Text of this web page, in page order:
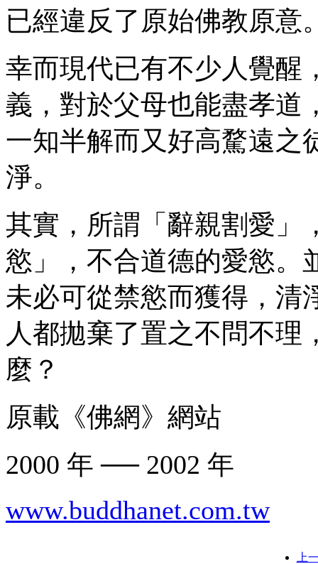
已經違反了原始佛教原意
幸而現代已有不少人覺醒
義，對於父母也能盡孝道
一知半解而又好高騖遠之
淨。
其實，所謂「辭親割愛」
慾」，不合道德的愛慾。
未必可從禁慾而獲得，清
人都拋棄了置之不問不理
麼？
原載《佛網》網站
2000 年 ── 2002 年
www.buddhanet.com.tw
上